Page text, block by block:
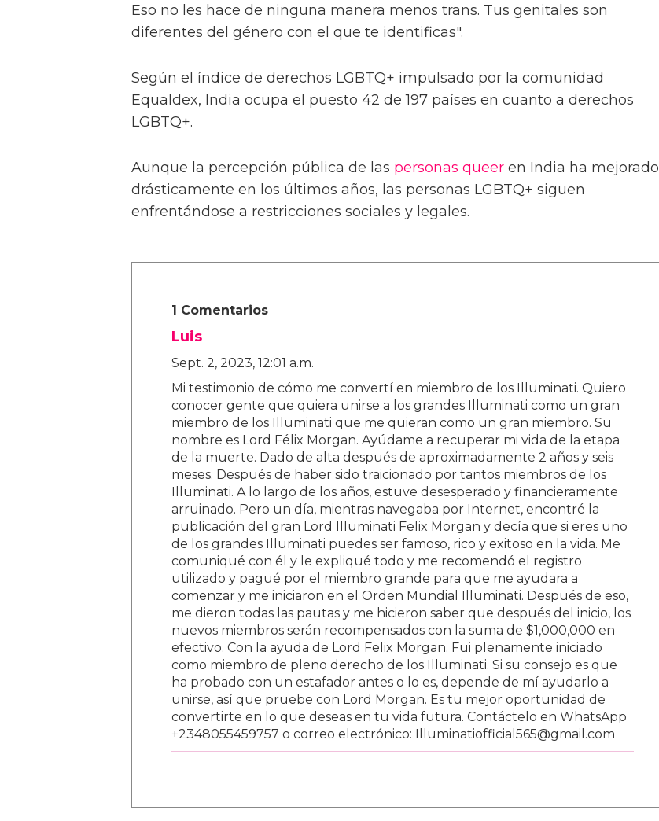
Eso no les hace de ninguna manera menos trans. Tus genitales son
diferentes del género con el que te identificas".
Según el índice de derechos LGBTQ+ impulsado por la comunidad
Equaldex, India ocupa el puesto 42 de 197 países en cuanto a derechos
LGBTQ+.
Aunque la percepción pública de las personas queer en India ha mejorado
drásticamente en los últimos años, las personas LGBTQ+ siguen
enfrentándose a restricciones sociales y legales.
1 Comentarios
Luis
Sept. 2, 2023, 12:01 a.m.
Mi testimonio de cómo me convertí en miembro de los Illuminati. Quiero
conocer gente que quiera unirse a los grandes Illuminati como un gran
miembro de los Illuminati que me quieran como un gran miembro. Su
nombre es Lord Félix Morgan. Ayúdame a recuperar mi vida de la etapa
de la muerte. Dado de alta después de aproximadamente 2 años y seis
meses. Después de haber sido traicionado por tantos miembros de los
Illuminati. A lo largo de los años, estuve desesperado y financieramente
arruinado. Pero un día, mientras navegaba por Internet, encontré la
publicación del gran Lord Illuminati Felix Morgan y decía que si eres uno
de los grandes Illuminati puedes ser famoso, rico y exitoso en la vida. Me
comuniqué con él y le expliqué todo y me recomendó el registro
utilizado y pagué por el miembro grande para que me ayudara a
comenzar y me iniciaron en el Orden Mundial Illuminati. Después de eso,
me dieron todas las pautas y me hicieron saber que después del inicio, los
nuevos miembros serán recompensados con la suma de $1,000,000 en
efectivo. Con la ayuda de Lord Felix Morgan. Fui plenamente iniciado
como miembro de pleno derecho de los Illuminati. Si su consejo es que
ha probado con un estafador antes o lo es, depende de mí ayudarlo a
unirse, así que pruebe con Lord Morgan. Es tu mejor oportunidad de
convertirte en lo que deseas en tu vida futura. Contáctelo en WhatsApp
+2348055459757 o correo electrónico: Illuminatiofficial565@gmail.com